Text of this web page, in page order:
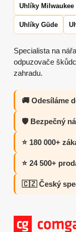
Uhlíky Milwaukee
Uhlíky Güde
Specialista na
odpuzovače
zahradu.
🚚 Odesíláme
🛡️ Bezpečný
⭐ 180 000+
⭐ 24 500+
🇨🇿 Český